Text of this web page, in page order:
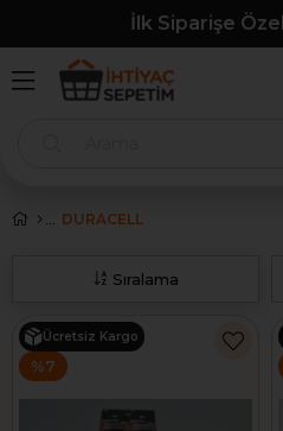
İlk Siparişe
DURACELL
Sıralama
Ücretsiz Kargo
%7